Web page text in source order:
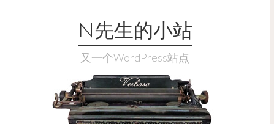
N先生的小站
又一个WordPress站点